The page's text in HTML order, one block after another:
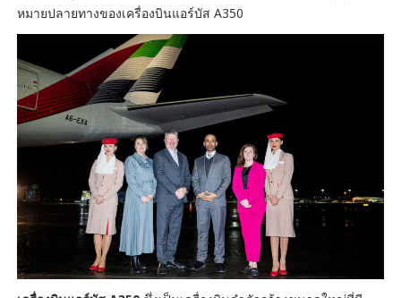
หมายปลายทางของเครื่องบินแอร์บัส A350